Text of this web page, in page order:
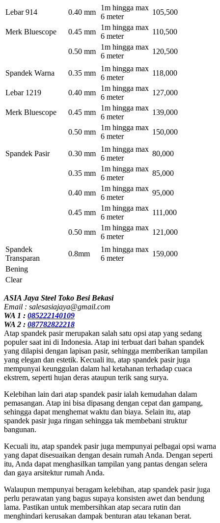
Lebar 914
0.40 mm
1m hingga max
6 meter
105,500
Merk Bluescope 0.45 mm
1m hingga max
6 meter
110,500
0.50 mm
1m hingga max
6 meter
120,500
Spandek Warna 0.35 mm
1m hingga max
6 meter
118,000
Lebar 1219 0.40 mm
1m hingga max
6 meter
127,000
Merk Bluescope 0.45 mm
1m hingga max
6 meter
139,000
0.50 mm
1m hingga max
6 meter
150,000
Spandek Pasir 0.30 mm
1m hingga max
6 meter
80,000
0.35 mm
1m hingga max
6 meter
85,000
0.40 mm
1m hingga max
6 meter
95,000
0.45 mm
1m hingga max
6 meter
111,000
0.50 mm
1m hingga max
6 meter
121,000
Spandek
Transparan
0.8mm
1m hingga max
6 meter
159,000
Bening
Clear
ASIA Jaya Steel Toko Besi Bekasi
Email : salesasiajaya@gmail.com
WA 1 : 085222140109
WA 2 : 087782822218
Atap spandek pasir merupakan salah satu opsi atap yang sedang
populer saat ini di Indonesia. Atap ini terbuat dari bahan spandek
yang dilapisi dengan lapisan pasir, sehingga memberikan tampilan
yang elegan dan estetik. Kecuali itu, atap spandek pasir juga
mempunyai keunggulan dalam hal ketahanan terhadap cuaca
ekstrem, seperti hujan deras ataupun terik sang surya.
Kelebihan lain dari atap spandek pasir ialah kemudahan dalam
pemasangan. Atap ini bisa dipasang dengan cepat dan gampang,
sehingga dapat menghemat waktu dan biaya. Selain itu, atap
spandek pasir juga ringan sehingga tak membebani struktur
bangunan.
Kecuali itu, atap spandek pasir juga mempunyai pelbagai opsi warna
yang dapat disesuaikan dengan desain rumah Anda. Dengan seperti
itu, Anda dapat menghasilkan tampilan yang pantas dengan selera
dan gaya arsitektur rumah Anda.
Walaupun mempunyai beragam kelebihan, atap spandek pasir juga
perlu perawatan yang bagus supaya konsisten awet dan bendung
lama. Pastikan untuk membersihkan atap secara rutin dan
menghindari kerusakan dampak benturan atau tekanan berat.